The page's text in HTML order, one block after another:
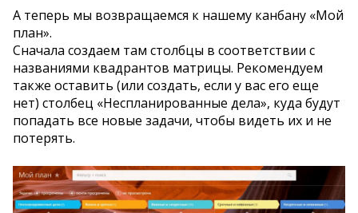
А теперь мы возвращаемся к нашему канбану «Мой
план».
Сначала создаем там столбцы в соответствии с
названиями квадрантов матрицы. Рекомендуем
также оставить (или создать, если у вас его еще
нет) столбец «Неспланированные дела», куда будут
попадать все новые задачи, чтобы видеть их и не
потерять.